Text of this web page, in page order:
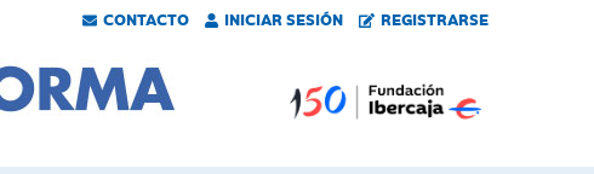
CONTACTO INICIAR SESIÓN REGISTRARSE